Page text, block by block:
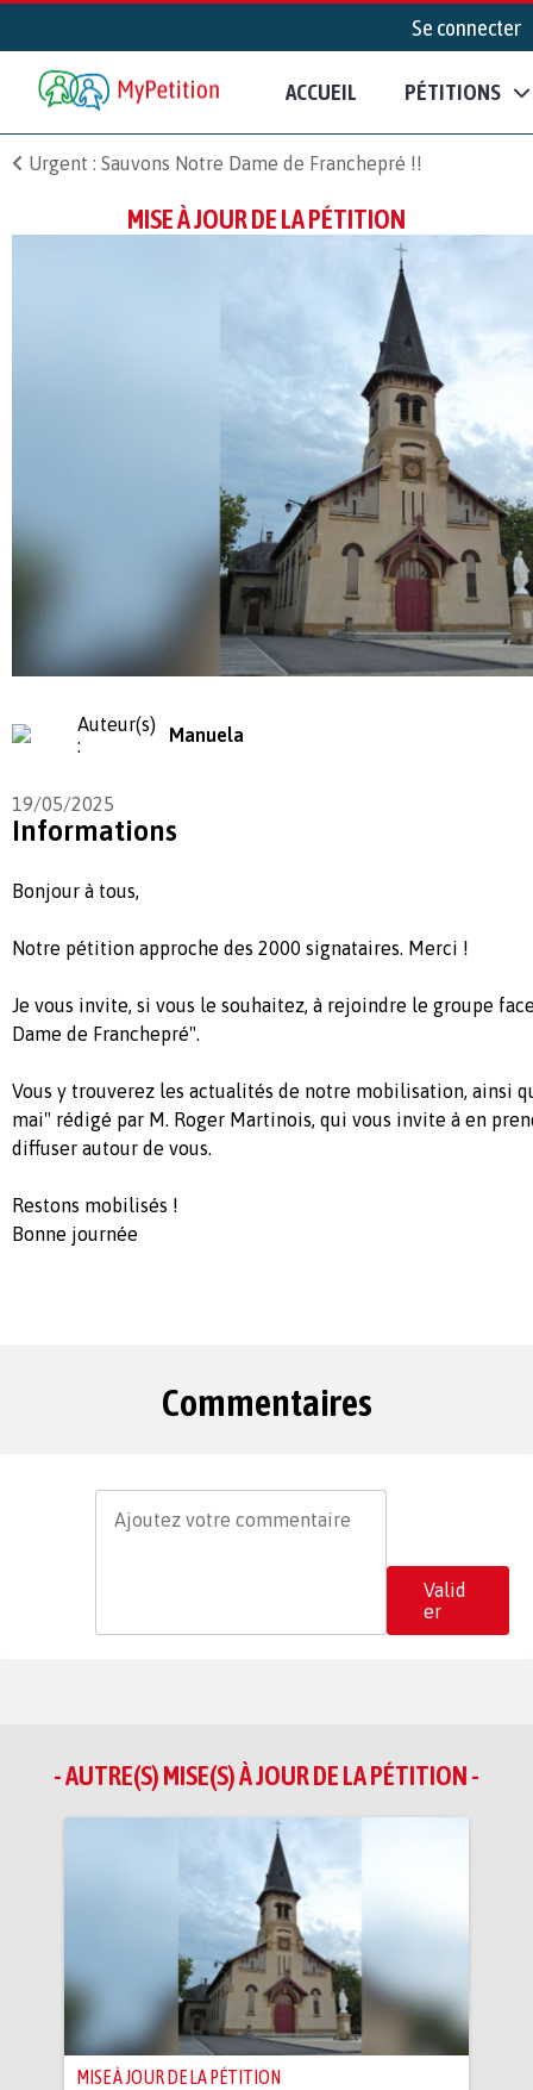
Se connecter
ACCUEIL PÉTITIONS
Urgent : Sauvons Notre Dame de Franchepré !!
MISE À JOUR DE LA PÉTITION
Auteur(s)
:
Manuela
19/05/2025
Informations
Bonjour à tous,
Notre pétition approche des 2000 signataires. Merci !
Je vous invite, si vous le souhaitez, à rejoindre le groupe
Dame de Franchepré".
Vous y trouverez les actualités de notre mobilisation, ainsi
mai" rédigé par M. Roger Martinois, qui vous invite à en
diffuser autour de vous.
Restons mobilisés !
Bonne journée
Commentaires
Valid
er
- AUTRE(S) MISE(S) À JOUR DE LA PÉTITION -
MISE À JOUR DE LA PÉTITION